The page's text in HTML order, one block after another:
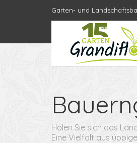
Garten- und
Holen Sie sich das
Eine Vielfalt aus